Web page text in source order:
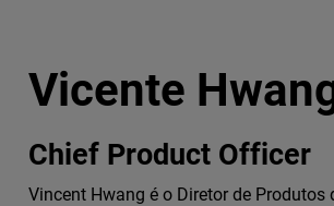
Vicente
Chief Product Officer
Vincent Hwang é o Diretor de